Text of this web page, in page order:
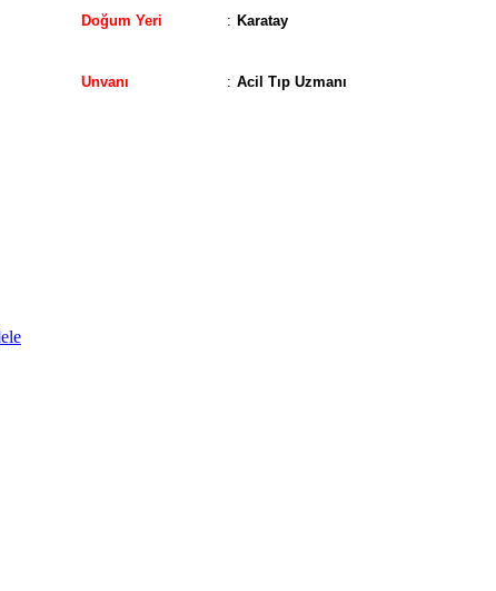
Doğum Yeri : Karatay
Unvanı : Acil Tıp Uzmanı